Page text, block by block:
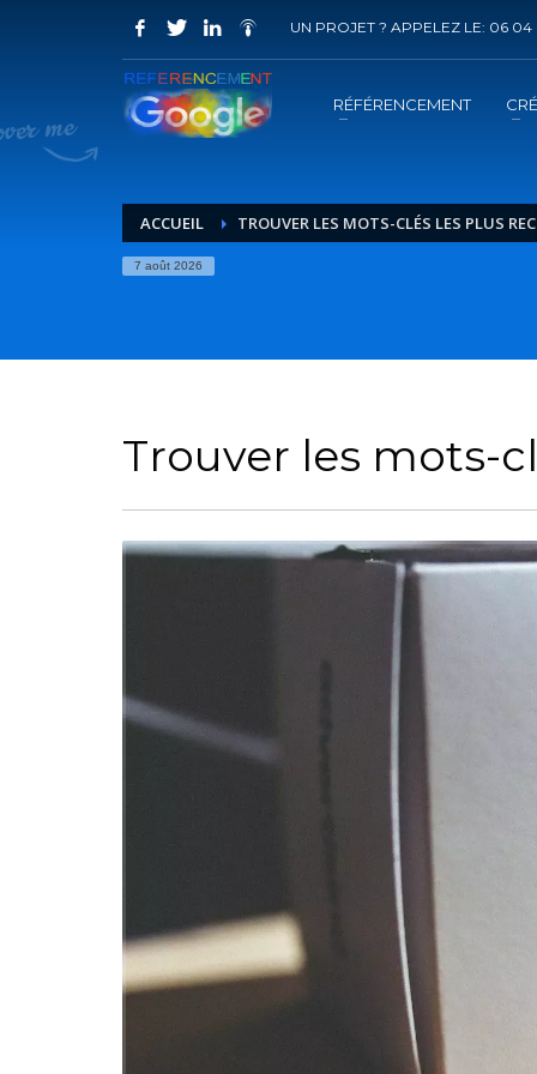
COMMENT ACHETER UN PRESTATION
1 Choisir la prestation
Vous recevrez sous 5 jours ouvrés un mail de
UN PROJET ? APPELEZ LE: 06 04
RÉFÉRENCEMENT
ACCUEIL TROUVER LES MOTS-CLÉS LES PLUS
7 août 2026
Trouver les mots-